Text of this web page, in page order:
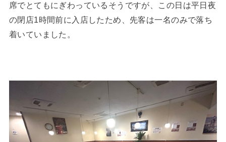
席でとてもにぎわっているそうですが、この日は平日夜
の閉店1時間前に入店したため、先客は一名のみで落ち
着いていました。